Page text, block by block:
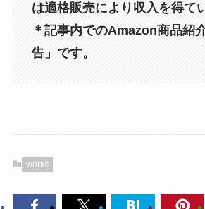
は適格販売により収入を得て
＊記事内でのAmazon商品紹
告」です。
works